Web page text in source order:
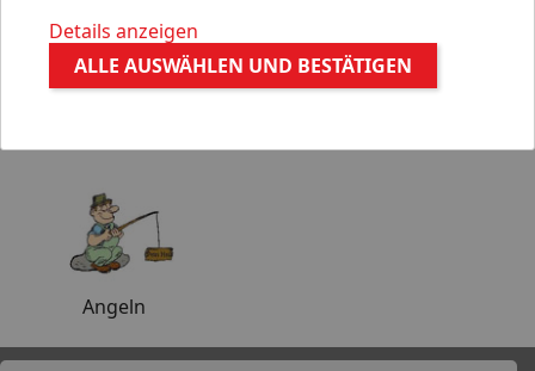
Angeln
Details anzeigen
ALLE AUSWÄHLEN UND BESTÄTIGEN